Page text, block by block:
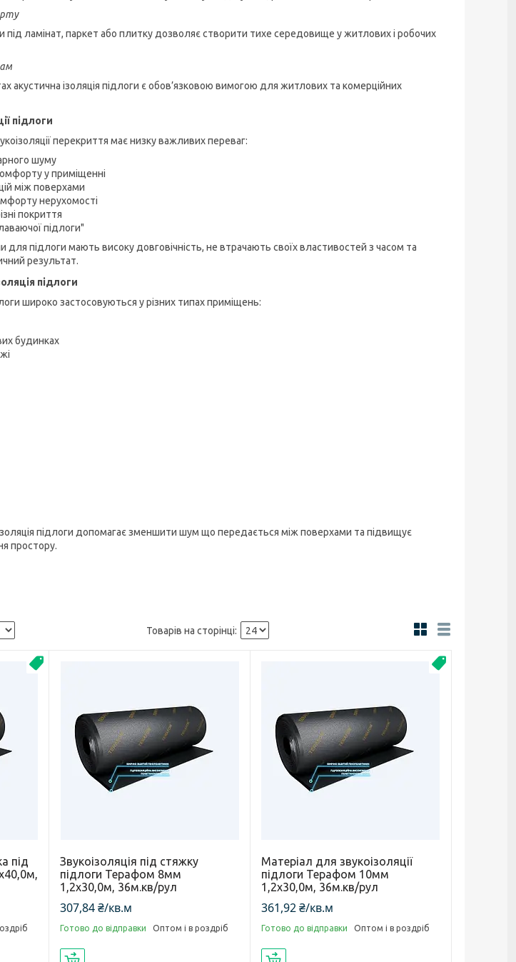
під ламінат, паркет або плитку дозволяє створити тихе середовище у житлових і робочих
акустична ізоляція підлоги є обов’язковою вимогою для житлових та комерційних
підлоги
перекриття має низку важливих переваг:
шуму
у приміщенні
між поверхами
нерухомості
покриття
підлоги"
для підлоги мають високу довговічність, не втрачають своїх властивостей з часом та
результат.
підлоги
широко застосовуються у різних типах приміщень:
будинках
підлоги допомагає зменшити шум що передається між поверхами та підвищує
простору.
під
Звукоізоляція під стяжку
підлоги Терафом 8мм
1,2х30,0м, 36м.кв/рул
307,84 ₴/кв.м
Готово до відправки Оптом і в роздріб
Матеріал для звукоізоляції
підлоги Терафом 10мм
1,2х30,0м, 36м.кв/рул
361,92 ₴/кв.м
Готово до відправки Оптом і в роздріб